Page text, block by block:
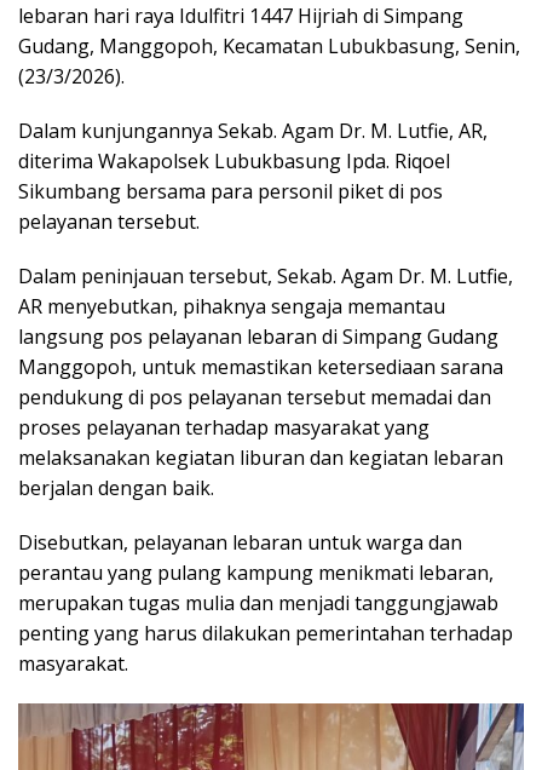
lebaran hari raya Idulfitri 1447 Hijriah di Simpang
Gudang, Manggopoh, Kecamatan Lubukbasung, Senin,
(23/3/2026).
Dalam kunjungannya Sekab. Agam Dr. M. Lutfie, AR,
diterima Wakapolsek Lubukbasung Ipda. Riqoel
Sikumbang bersama para personil piket di pos
pelayanan tersebut.
Dalam peninjauan tersebut, Sekab. Agam Dr. M. Lutfie,
AR menyebutkan, pihaknya sengaja memantau
langsung pos pelayanan lebaran di Simpang Gudang
Manggopoh, untuk memastikan ketersediaan sarana
pendukung di pos pelayanan tersebut memadai dan
proses pelayanan terhadap masyarakat yang
melaksanakan kegiatan liburan dan kegiatan lebaran
berjalan dengan baik.
Disebutkan, pelayanan lebaran untuk warga dan
perantau yang pulang kampung menikmati lebaran,
merupakan tugas mulia dan menjadi tanggungjawab
penting yang harus dilakukan pemerintahan terhadap
masyarakat.